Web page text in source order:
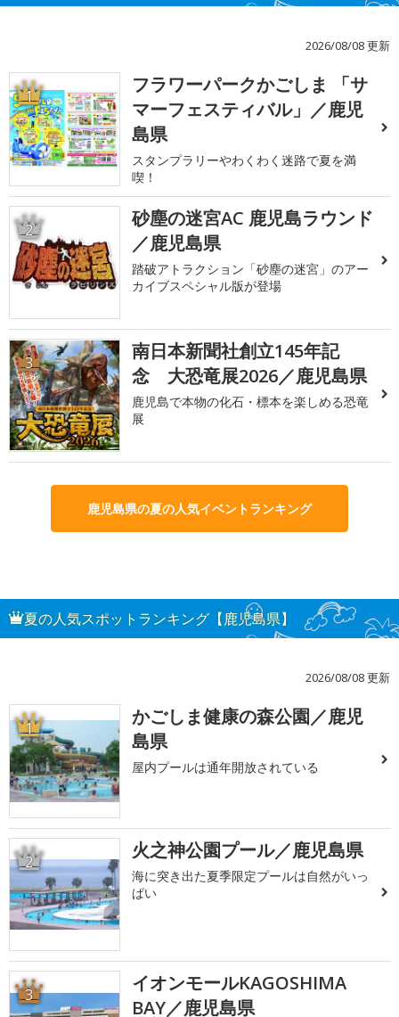
2026/08/08 更新
1
フラワーパークかごしま 「サ
マーフェスティバル」／鹿児
島県
スタンプラリーやわくわく迷路で夏を満
喫！
2
砂塵の迷宮AC 鹿児島ラウンド
／鹿児島県
踏破アトラクション「砂塵の迷宮」のアー
カイブスペシャル版が登場
3
南日本新聞社創立145年記
念 大恐竜展2026／鹿児島県
鹿児島で本物の化石・標本を楽しめる恐竜
展
鹿児島県の夏の人気イベントランキング
夏の人気スポットランキング【鹿児島県】
2026/08/08 更新
1
かごしま健康の森公園／鹿児
島県
屋内プールは通年開放されている
2 火之神公園プール／鹿児島県
海に突き出た夏季限定プールは自然がいっ
ぱい
3
イオンモールKAGOSHIMA
BAY／鹿児島県